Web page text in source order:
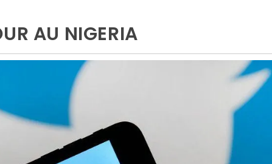
AU NIGERIA